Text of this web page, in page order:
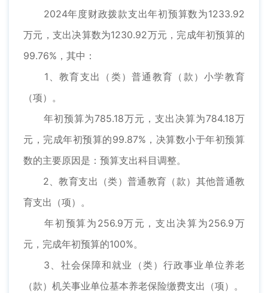
2024年度财政拨款支出年初预算数为1233.92
万元，支出决算数为1230.92万元，完成年初预算的
99.76%，其中：
1、教育支出（类）普通教育（款）小学教育
（项）。
年初预算为785.18万元，支出决算为784.18万
元，完成年初预算的99.87%，决算数小于年初预算
数的主要原因是：预算支出科目调整。
2、教育支出（类）普通教育（款）其他普通教
育支出（项）。
年初预算为256.9万元，支出决算为256.9万
元，完成年初预算的100%。
3、社会保障和就业（类）行政事业单位养老
（款）机关事业单位基本养老保险缴费支出（项）。